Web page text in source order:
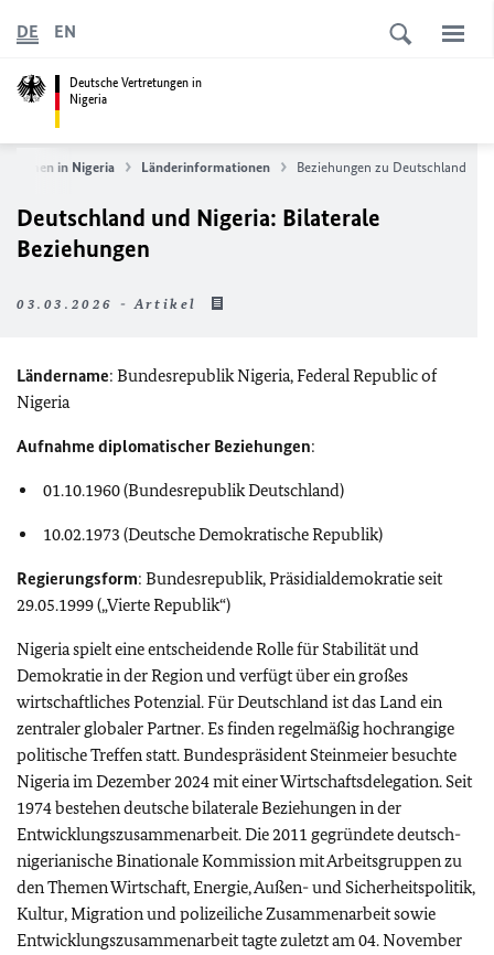
Deutsche Vertretungen in
Nigeria
DE EN
in Nigeria Länderinformationen Beziehungen zu Deutschland
Deutschland und Nigeria: Bilaterale
Beziehungen
03.03.2026 - Artikel
Ländername: Bundesrepublik Nigeria,Federal Republic of
Nigeria
Aufnahme diplomatischer Beziehungen:
01.10.1960 (Bundesrepublik Deutschland)
10.02.1973 (Deutsche Demokratische Republik)
Regierungsform: Bundesrepublik, Präsidialdemokratie seit
29.05.1999 („Vierte Republik“)
Nigeria spielt eine entscheidende Rolle für Stabilität und
Demokratie in der Region und verfügt über ein großes
wirtschaftliches Potenzial. Für Deutschland ist das Land ein
zentraler globaler Partner. Es finden regelmäßig hochrangige
politische Treffen statt. Bundespräsident Steinmeier besuchte
Nigeria im Dezember 2024 mit einer Wirtschaftsdelegation. Seit
1974 bestehen deutsche bilaterale Beziehungen in der
Entwicklungszusammenarbeit. Die 2011 gegründete deutsch-
nigerianische Binationale Kommission mit Arbeitsgruppen zu
den Themen Wirtschaft, Energie, Außen- und Sicherheitspolitik,
Kultur, Migration und polizeiliche Zusammenarbeit sowie
Entwicklungszusammenarbeit tagte zuletzt am 04. November